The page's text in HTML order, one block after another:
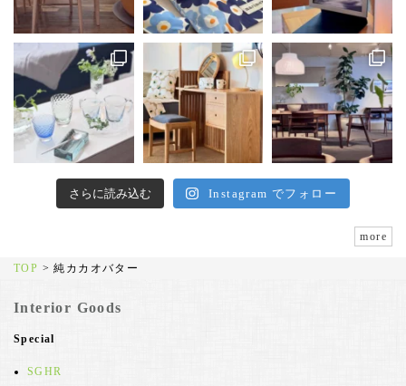
さらに読み込む Instagram でフォロー
more
TOP >純カカオバター
Interior Goods
Special
SGHR